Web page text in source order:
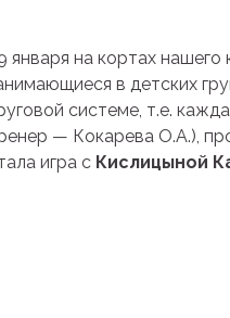
января на кортах
в детских
системе, т.е.
— Кокарева О.А.),
игра с Кислицыной